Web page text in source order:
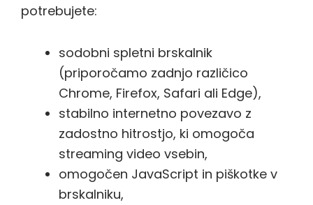
potrebujete:
sodobni spletni brskalnik
(priporočamo zadnjo različico
Chrome, Firefox, Safari ali Edge),
stabilno internetno povezavo z
zadostno hitrostjo, ki omogoča
streaming video vsebin,
omogočen JavaScript in piškotke v
brskalniku,